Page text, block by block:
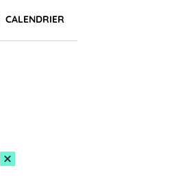
CALENDRIER